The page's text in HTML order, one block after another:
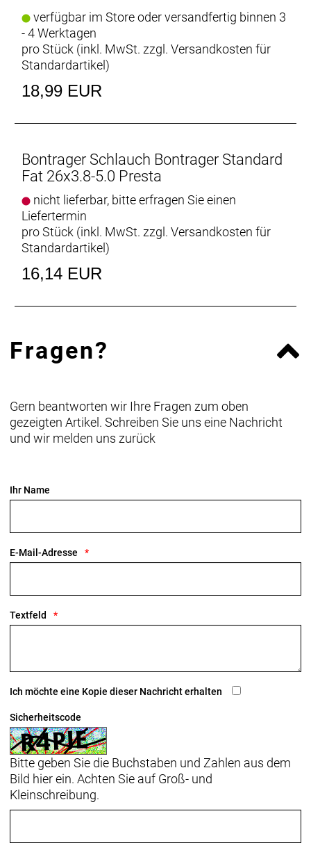
verfügbar im Store oder versandfertig binnen 3
- 4 Werktagen
pro Stück (inkl. MwSt. zzgl. Versandkosten für
Standardartikel)
18,99 EUR
Bontrager Schlauch Bontrager Standard
Fat 26x3.8-5.0 Presta
nicht lieferbar, bitte erfragen Sie einen
Liefertermin
pro Stück (inkl. MwSt. zzgl. Versandkosten für
Standardartikel)
16,14 EUR
Fragen?
Gern beantworten wir Ihre Fragen zum oben
gezeigten Artikel. Schreiben Sie uns eine Nachricht
und wir melden uns zurück
Ihr Name
E-Mail-Adresse
Textfeld
Ich möchte eine Kopie dieser Nachricht erhalten
Sicherheitscode
Bitte geben Sie die Buchstaben und Zahlen aus dem
Bild hier ein. Achten Sie auf Groß- und
Kleinschreibung.